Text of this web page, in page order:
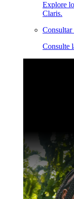
Explore
Claris.
Consultar
Consulte